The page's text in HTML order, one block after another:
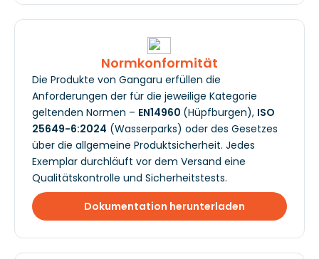
Normkonformität
Die Produkte von Gangaru erfüllen die
Anforderungen der für die jeweilige Kategorie
geltenden Normen – EN14960 (Hüpfburgen), ISO
25649-6:2024 (Wasserparks) oder des Gesetzes
über die allgemeine Produktsicherheit. Jedes
Exemplar durchläuft vor dem Versand eine
Qualitätskontrolle und Sicherheitstests.
Dokumentation herunterladen